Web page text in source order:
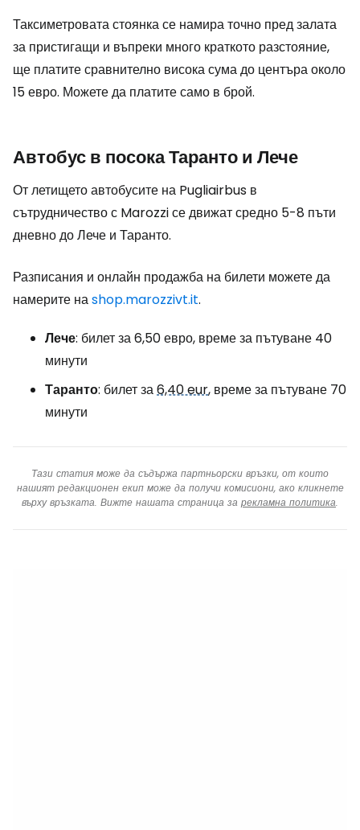
Таксиметровата стоянка се намира точно пред залата
за пристигащи и въпреки много краткото разстояние,
ще платите сравнително висока сума до центъра около
15 евро. Можете да платите само в брой.
Автобус в посока Таранто и Лече
От летището автобусите на Pugliairbus в
сътрудничество с Marozzi се движат средно 5-8 пъти
дневно до Лече и Таранто.
Разписания и онлайн продажба на билети можете да
намерите наshop.marozzivt.it.
Лече: билет за 6,50 евро, време за пътуване 40
минути
Таранто: билет за6,40 eur, време за пътуване 70
минути
Тази статия може да съдържа партньорски връзки, от които
нашият редакционен екип може да получи комисиони, ако кликнете
върху връзката. Вижте нашата страница за рекламна политика.